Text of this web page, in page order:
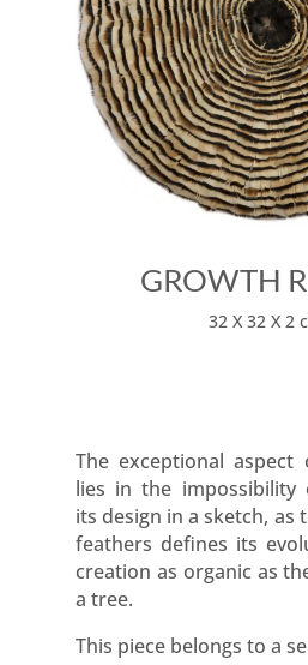
GROWTH
32 X 32 X 2
The exceptional aspect
lies in the impossibility
its design in a sketch,
feathers defines its
creation as organic as
a tree.
This piece belongs to a